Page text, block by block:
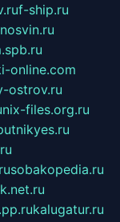
f-ship.ru
online.com
ostrov.ru
nix-files.org.ru
sobakopedia.ru
kalugatur.ru